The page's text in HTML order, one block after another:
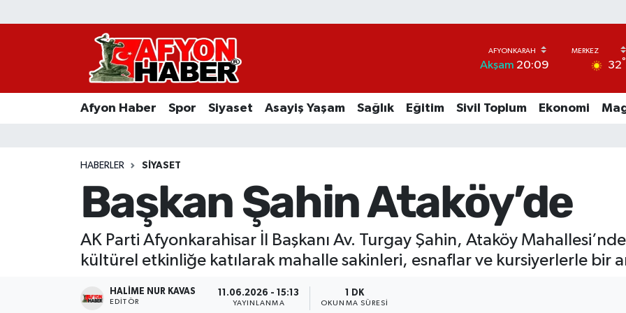
Akşam 20:09 32°
Afyon Haber Spor Siyaset Asayiş Yaşam Sağlık Eğitim Sivil Toplum Ekonomi
HABERLER SIYASET
Başkan Şahin Ataköy’de
AK Parti Afyonkarahisar İl Başkanı Av. Turgay Şahin, Ataköy
kültürel etkinliğe katılarak mahalle sakinleri, esnaflar ve kursiyerlerle bir
HALIME NUR KAVAS
EDITÖR
11.06.2026 - 15:13
YAYINLANMA
1 DK
OKUNMA SÜRESI
Afyon Haber
Asayiş Yaşam
Sivil Toplum
Ekonomi